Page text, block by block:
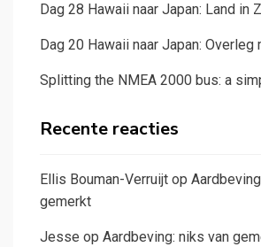
Dag 28 Hawaii naar Japan: Land in
Dag 20 Hawaii naar Japan: Overleg
Splitting the NMEA 2000 bus: a
Recente reacties
Ellis Bouman-Verruijt op
gemerkt
Jesse op Aardbeving: niks van